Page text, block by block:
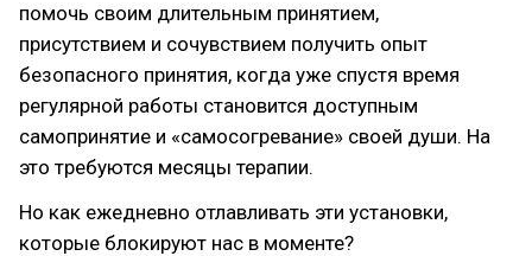
помочь своим длительным принятием,
присутствием и сочувствием получить опыт
безопасного принятия, когда уже спустя время
регулярной работы становится доступным
самопринятие и «самосогревание» своей души. На
это требуются месяцы терапии.
Но как ежедневно отлавливать эти установки,
которые блокируют нас в моменте?